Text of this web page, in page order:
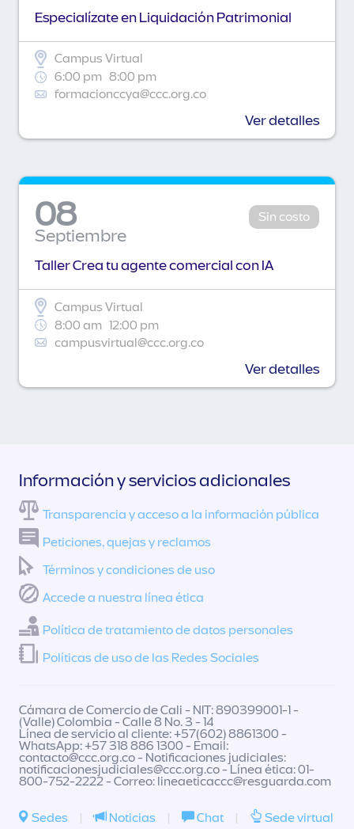
Especialízate en Liquidación Patrimonial
Campus Virtual
6:00 pm 8:00 pm
formacionccya@ccc.org.co
Ver detalles
08
Septiembre
Sin costo
Taller Crea tu agente comercial con IA
Campus Virtual
8:00 am 12:00 pm
campusvirtual@ccc.org.co
Ver detalles
Información y servicios adicionales
Transparencia y acceso a la información pública
Peticiones, quejas y reclamos
Términos y condiciones de uso
Accede a nuestra línea ética
Política de tratamiento de datos personales
Políticas de uso de las Redes Sociales
Cámara de Comercio de Cali - NIT: 890399001-1 -
(Valle) Colombia - Calle 8 No. 3 - 14
Línea de servicio al cliente: +57(602) 8861300 -
WhatsApp: +57 318 886 1300 - Email:
contacto@ccc.org.co- Notificaciones judiciales:
notificacionesjudiciales@ccc.org.co- Línea ética: 01-
800-752-2222 - Correo: lineaeticaccc@resguarda.com
Sedes | Noticias | Chat | Sede virtual